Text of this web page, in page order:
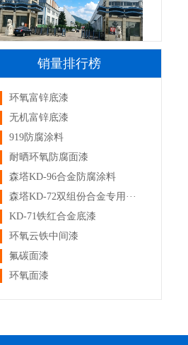
厂区大门
销量排行榜
环氧富锌底漆
无机富锌底漆
919防腐涂料
耐晒环氧防腐面漆
森塔KD-96合金防腐涂料
森塔KD-72双组份合金专用···
KD-71铁红合金底漆
环氧云铁中间漆
氟碳面漆
环氧面漆